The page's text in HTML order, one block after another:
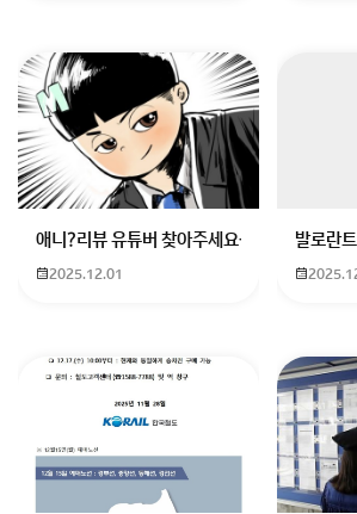
애니?리뷰 유튜버 찾아주세요ㅠㅠ 무슨 검정
2025.12.01
발로란